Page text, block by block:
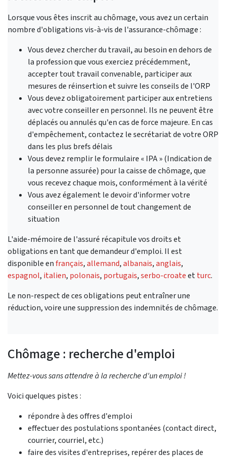
Lorsque vous êtes inscrit au chômage, vous avez un certain
nombre d'obligations vis-à-vis de l'assurance-chômage :
Vous devez chercher du travail, au besoin en dehors de
la profession que vous exerciez précédemment,
accepter tout travail convenable, participer aux
mesures de réinsertion et suivre les conseils de l'ORP
Vous devez obligatoirement participer aux entretiens
avec votre conseiller en personnel. Ils ne peuvent être
déplacés ou annulés qu'en cas de force majeure. En cas
d'empêchement, contactez le secrétariat de votre ORP
dans les plus brefs délais
Vous devez remplir le formulaire « IPA » (Indication de
la personne assurée) pour la caisse de chômage, que
vous recevez chaque mois, conformément à la vérité
Vous avez également le devoir d'informer votre
conseiller en personnel de tout changement de
situation
L'aide-mémoire de l'assuré récapitule vos droits et
obligations en tant que demandeur d'emploi. Il est
disponible enfrançais,allemand,albanais,anglais,
espagnol, italien, polonais, portugais,serbo-croateetturc.
Le non-respect de ces obligations peut entraîner une
réduction, voire une suppression des indemnités de chômage.
Chômage : recherche d'emploi
Mettez-vous sans attendre à la recherche d'un emploi !
Voici quelques pistes :
répondre à des offres d'emploi
effectuer des postulations spontanées (contact direct,
courrier, courriel, etc.)
faire des visites d'entreprises, repérer des places de